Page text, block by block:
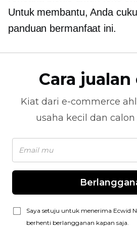
Untuk membantu, Anda
panduan bermanfaat ini.
Cara
Kiat dari e-commerce
usaha kecil dan
Saya setuju untuk menerima Ecwid
berhenti berlangganan kapan saja.